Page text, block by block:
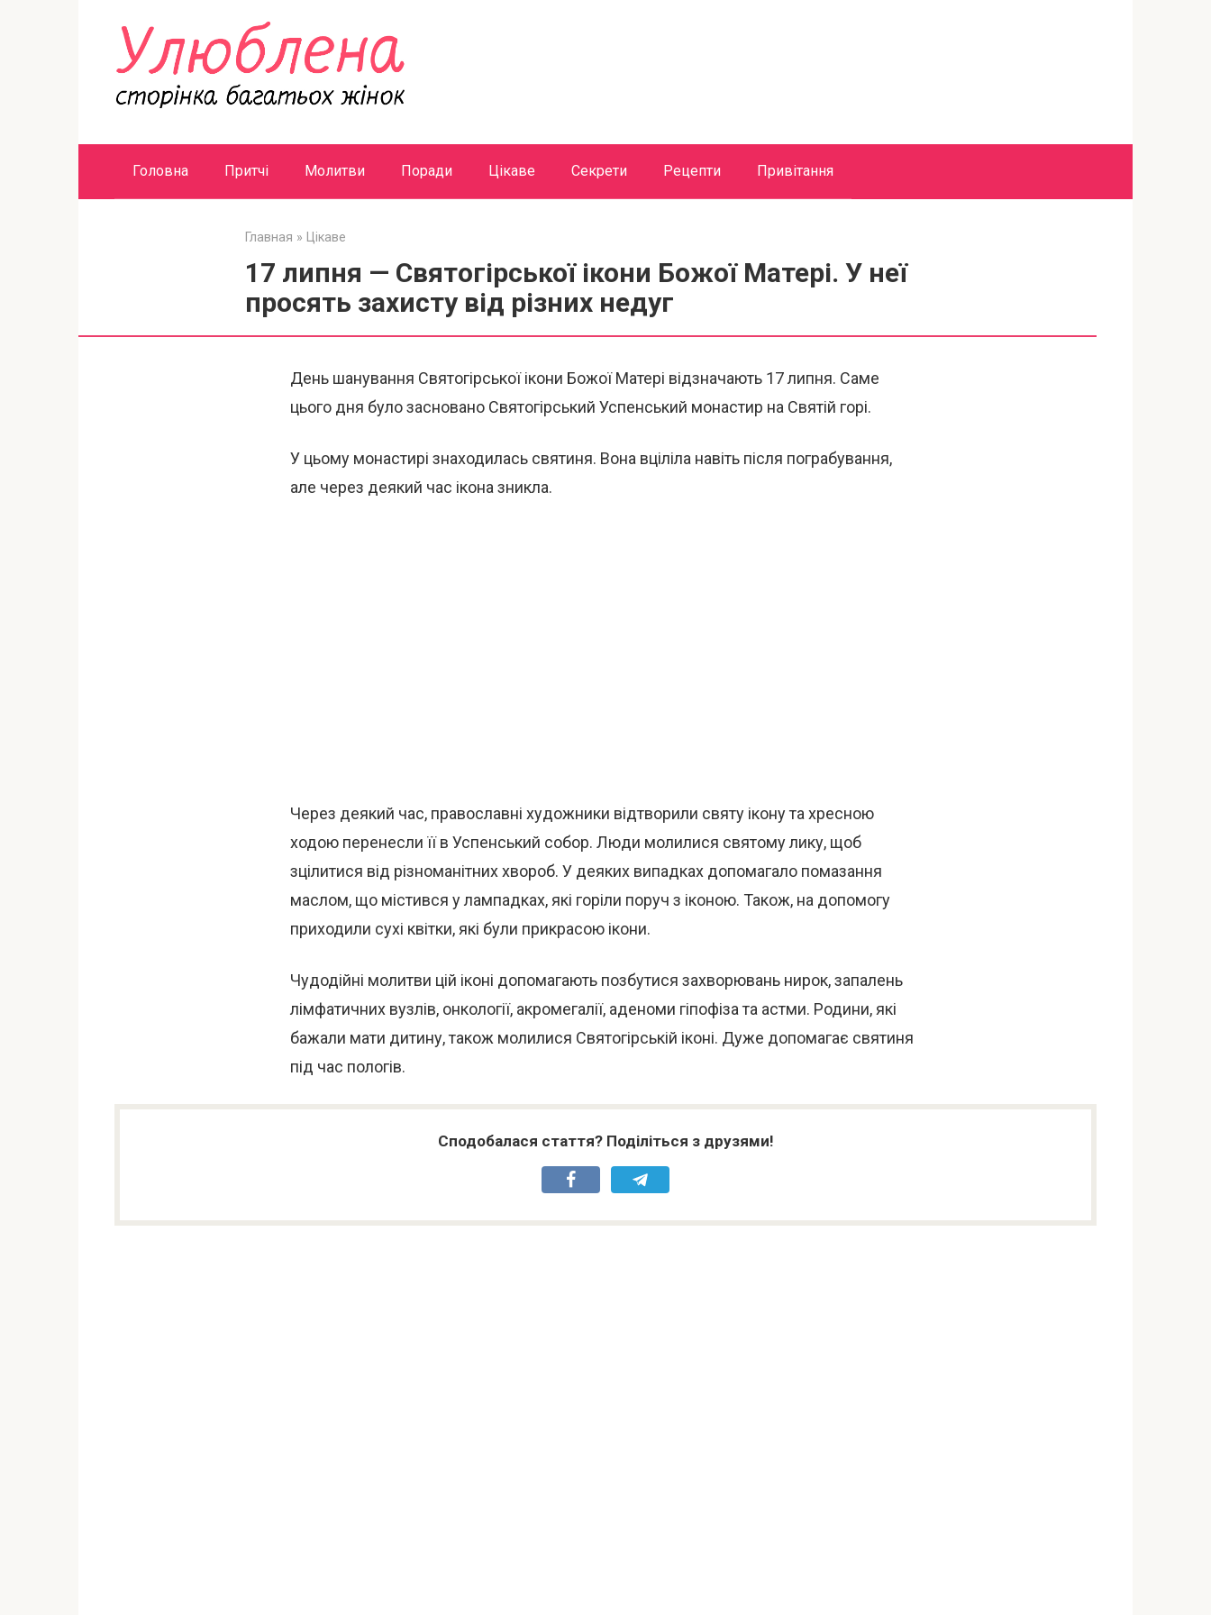
Головна Притчі Молитви Поради Цікаве Секрети Рецепти Привітання
Главная » Цікаве
17 липня — Святогірської ікони Божої Матері. У неї
просять захисту від різних недуг
День шанування Святогірської ікони Божої Матері відзначають 17 липня. Саме
цього дня було засновано Святогірський Успенський монастир на Святій горі.
У цьому монастирі знаходилась святиня. Вона вціліла навіть після пограбування,
але через деякий час ікона зникла.
Через деякий час, православні художники відтворили святу ікону та хресною
ходою перенесли її в Успенський собор. Люди молилися святому лику, щоб
зцілитися від різноманітних хвороб. У деяких випадках допомагало помазання
маслом, що містився у лампадках, які горіли поруч з іконою. Також, на допомогу
приходили сухі квітки, які були прикрасою ікони.
Чудодійні молитви цій іконі допомагають позбутися захворювань нирок, запалень
лімфатичних вузлів, онкології, акромегалії, аденоми гіпофіза та астми. Родини, які
бажали мати дитину, також молилися Святогірській іконі. Дуже допомагає святиня
під час пологів.
Сподобалася стаття? Поділіться з друзями!